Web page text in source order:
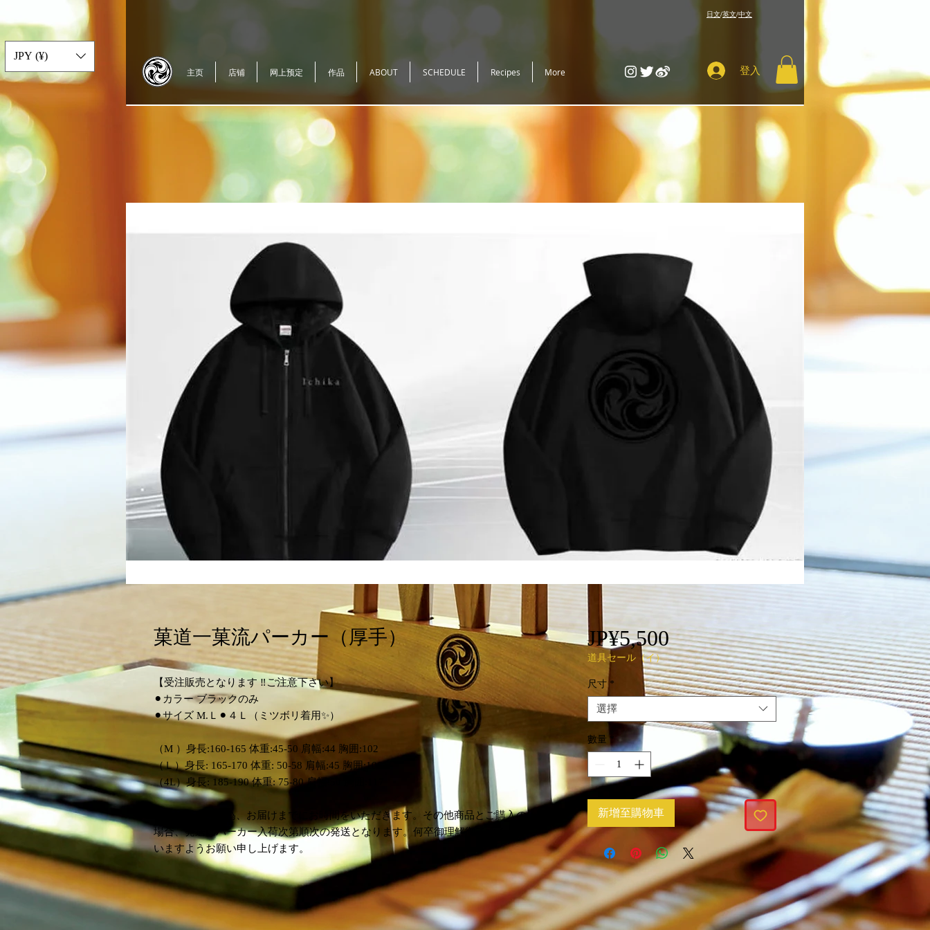
​日文/英文/中文
主页 店铺 网上预定 作品 ABOUT SCHEDULE Recipes More 登入
菓道一菓流パーカー（厚手）
【受注販売となります ‼️ご注意下さい】
⚫︎カラー ブラックのみ
⚫︎サイズ M.Ｌ⚫︎４Ｌ（ミツボリ着用✨）
（M ）身長:160-165 体重:45-50 肩幅:44 胸囲:102
（Ｌ）身長: 165-170 体重: 50-58 肩幅:45 胸囲:106
（4L）身長: 185-190 体重: 75-80 肩幅:50 胸囲:117
⚠️受注販売品の為、お届けまでにお時間をいただきます。その他商品とご購入の
場合、発送はパーカー入荷次第順次の発送となります。何卒御理解御了承くださ
いますようお願い申し上げます。
JP¥5,500價
格
道具セール（イ）
尺寸 *
選擇
數量 *
新增至購物車
JPY (¥)